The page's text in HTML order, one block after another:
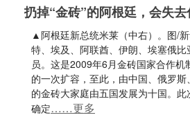
扔掉“金砖”的阿根廷，会失去
▲阿根廷新总统米莱（中右）。图/
特、埃及、阿联酋、伊朗、埃塞俄
员。这是2009年6月金砖国家合作
的一次扩容，至此，由中国、俄罗
的金砖大家庭由五国发展为十国。
确定……更多